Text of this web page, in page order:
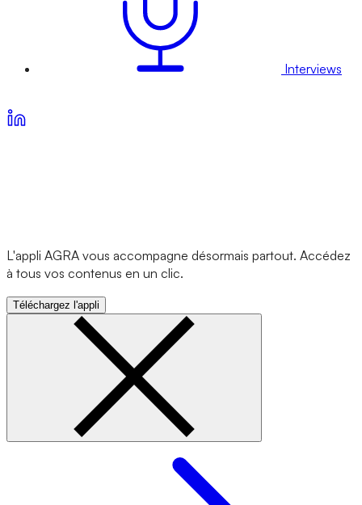
Interviews
L'appli AGRA vous accompagne désormais partout. Accédez
à tous vos contenus en un clic.
Téléchargez l'appli